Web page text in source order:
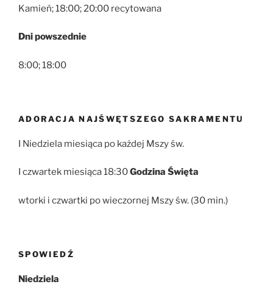
Kamień; 18:00; 20:00 recytowana
Dni powszednie
8:00; 18:00
ADORACJA NAJŚWĘTSZEGO SAKRAMENTU
I Niedziela miesiąca po każdej Mszy św.
I czwartek miesiąca 18:30Godzina Święta
wtorki i czwartki po wieczornej Mszy św. (30 min.)
SPOWIEDŹ
Niedziela